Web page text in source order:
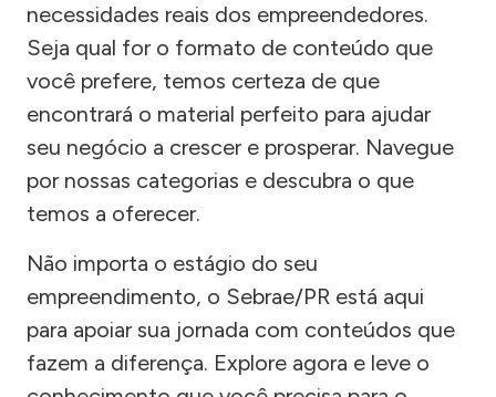
necessidades reais dos empreendedores.
Seja qual for o formato de conteúdo que
você prefere, temos certeza de que
encontrará o material perfeito para ajudar
seu negócio a crescer e prosperar. Navegue
por nossas categorias e descubra o que
temos a oferecer.
Não importa o estágio do seu
empreendimento, o Sebrae/PR está aqui
para apoiar sua jornada com conteúdos que
fazem a diferença. Explore agora e leve o